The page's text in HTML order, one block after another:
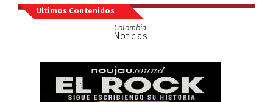
Ultimos Contenidos
Colombia
Noticias